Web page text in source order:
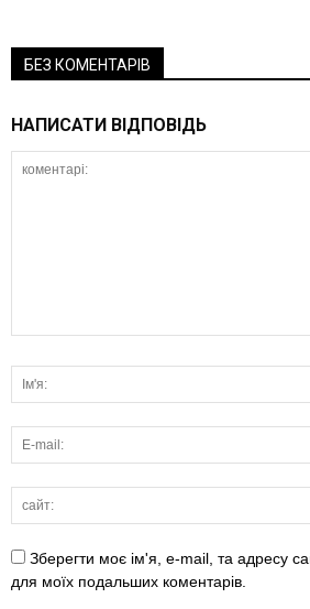
БЕЗ КОМЕНТАРІВ
НАПИСАТИ ВІДПОВІДЬ
Зберегти моє ім'я, e-mail, та адресу
для моїх подальших коментарів.